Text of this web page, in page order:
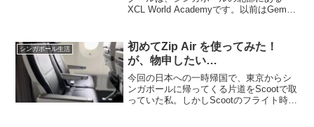
XCL World Academyです。以前はGems
ね。でも立派な校舎は健在です！レ...
シンガポール生活
初めてZip Air を使ってみた！
が、物申したい…
今回の日本への一時帰国で、東京からシ
ンガポールに帰ってくる片道をScootで取
っていた私。しかしScootのフライト時間